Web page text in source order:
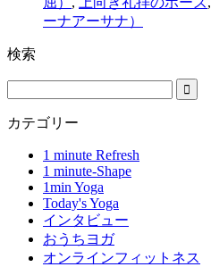
ーナアーサナ）
検索
カテゴリー
1 minute Refresh
1 minute-Shape
1min Yoga
Today's Yoga
インタビュー
おうちヨガ
オンラインフィットネス